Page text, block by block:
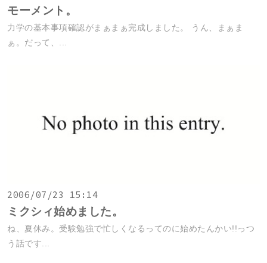
モーメント。
力学の基本事項確認がまぁまぁ完成しました。 うん、まぁま
ぁ。だって、...
2006/07/23 15:14
ミクシィ始めました。
ね、夏休み。受験勉強で忙しくなるってのに始めたんかい!!っつ
う話です...